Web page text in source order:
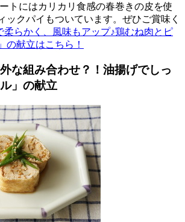
トにはカリカリ食感の春巻きの皮を使
ックパイもついています。ぜひご賞味く
らかく、風味もアップ♪鶏むね肉とピ
の献立はこちら！
外な組み合わせ？！油揚げでしっ
」の献立